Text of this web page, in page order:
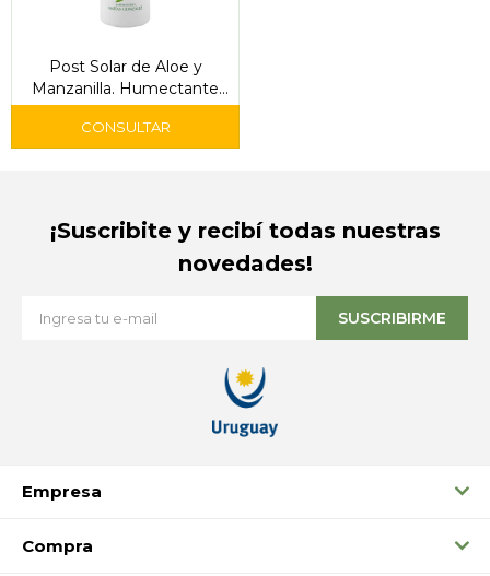
Post Solar de Aloe y
Manzanilla. Humectante
Corporal.
Empresa
Compra
¡Suscribite y recibí todas nuestras
novedades!
SUSCRIBIRME